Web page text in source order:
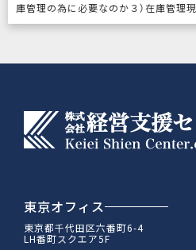
庫管理の為に必要なのか３）在庫管理
東京オフィス
東京都千代田区六番町6-4
LH番町スクエア5F